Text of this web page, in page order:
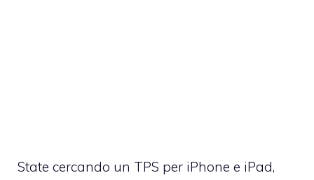
State cercando un TPS per iPhone e iPad,